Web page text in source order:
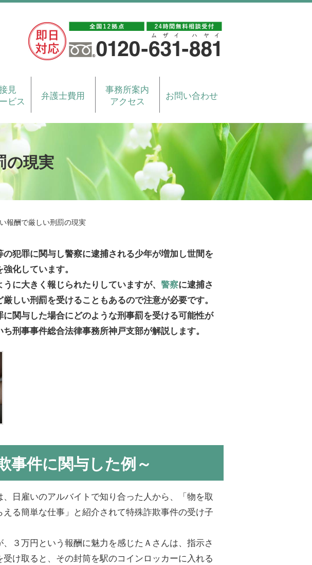
見
ビス
弁護士費用
事務所案内
アクセス
お問い合わせ
の現実
報酬で厳しい刑罰の現実
犯罪に関与し警察に逮捕される少年が増加し世間を
化しています。
に大きく報じられたりしていますが、 警察に逮捕さ
しい刑罰を受けることもあるので注意が必要です。
関与した場合にどのような刑事罰を受ける可能性が
刑事事件総合法律事務所神戸支部が解説します。
事件に関与した例～
日雇いのアルバイトで知り合った人から、「物を取
る簡単な仕事」と紹介されて特殊詐欺事件の受け子
３万円という報酬に魅力を感じたＡさんは、指示さ
け取ると、その封筒を駅のコインロッカーに入れる